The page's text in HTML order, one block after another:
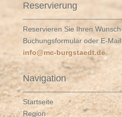
Reservierung
Reservieren Sie Ihren
Buchungsformular oder E-Mail:
info@mc-burgstaedt.de
Navigation
Startseite
Region